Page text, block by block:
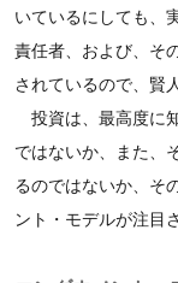
いているにしても、
責任者、および、そ
されているので、賢
投資は、最高度に
ではないか、また、
るのではないか、そ
ント・モデルが注目